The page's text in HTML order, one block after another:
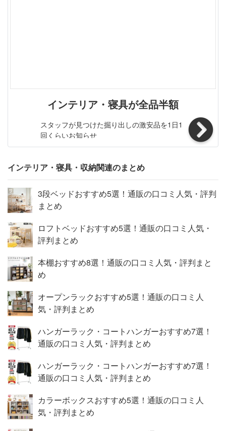
のハリネズミカラーの「ベージュ」で、お部屋が優しい雰
囲気に♪ ルミナス ウッドハンドルボックス シリーズはこ
ちら ★スチールラック業界シェアTOPクラスのルミナス
「カラーラック」シリーズバラエティーに富んだ5色のス
チールラックです。キッチンにぴったりな清潔感があって
クで上品なブラウンラック、都会的でクール＆スタイリッ
シュなブラックラック、新色グレーとベージュは、流行の
エリソンナチュラルインテリアにぴったりで、どんなお部
屋にも合わせやすく、上品な装いにぴったり！など、バラ
エティーに富んだ8色のスチールラックです。ポール径19
mmで圧迫感が無くすっきりしたシルエットで、キッチン
収納ラック、洗面所ラック、リビングや寝室、クローゼッ
ト内の収納、玄関収納ラックにもぴったり。 お気に入り
カラーでお部屋に彩アクセント商品名/型番ルミナス カラ
ーラック 4段 幅45cmモデル LCR45-4カテゴリポール径19
mm ルミナス カラーラック分 類スチールラック カテゴリ
カラーラックサイズ幅45.5×奥行29.5×高104cm※高さはナ
イロンキャスター取付時の高さです。※標準アジャスタの
寸：幅39×奥行23cm)設置サイズ45.5×29.5cm耐荷重棚板1
枚あたり30kg（棚全体90kg）JANコードホワイト WH：
4549813634959ブラウン BR：4549813635000ブラッ
ク BK：4550283108505グレー GY：4550283439043
ベージュ BE：4550283439050本体重量約4.65kgコーテ
ィング/塗装粉体塗装素 材本体：スチール、スリーブ・キ
ャスター：ABS樹脂セット内容・付属品シェルフ（棚板）
×4枚、ポール（2分割式）、スリーブ（取付部品）、スト
インテリア・寝具が全品半額
スタッフが見つけた掘り出しの激安品を1日1
回くらいお知らせ
インテリア・寝具・収納関連のまとめ
3段ベッドおすすめ5選！通販の口コミ人気・評判
まとめ
ロフトベッドおすすめ5選！通販の口コミ人気・
評判まとめ
本棚おすすめ8選！通販の口コミ人気・評判まと
め
オープンラックおすすめ5選！通販の口コミ人
気・評判まとめ
ハンガーラック・コートハンガーおすすめ7選！
通販の口コミ人気・評判まとめ
ハンガーラック・コートハンガーおすすめ7選！
通販の口コミ人気・評判まとめ
カラーボックスおすすめ5選！通販の口コミ人
気・評判まとめ